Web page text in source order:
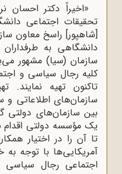
«اخیراً دکتر احسان
تحقیقات اجتماعی
[شاهپور] راسخ معاون
دانشگاهی به
سازمان (سیا) مشهور
کلیه رجال سیاسی و
تاکنون تهیه نمایند.
سازمان‌های اطلاعاتی
بین سازمان‌های دولتی
یک مؤسسه دولتی اقدام
تا آن را در اختیار
آمریکایی‌ها با توجه
اجتماعی رجال سیاسی